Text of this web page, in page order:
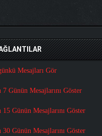
Mesajları Gör
Günün Mesajlarını Göster
Günün Mesajlarını Göster
Günün Mesajlarını Göster